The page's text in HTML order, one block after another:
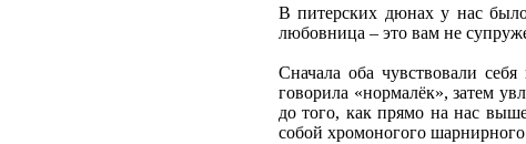
В питерских дюнах у нас
любовница – это вам не
Сначала оба чувствовали
говорила «нормалёк», затем
до того, как прямо на нас
собой хромоногого